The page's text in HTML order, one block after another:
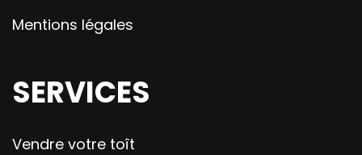
Mentions légales
SERVICES
Vendre votre toît